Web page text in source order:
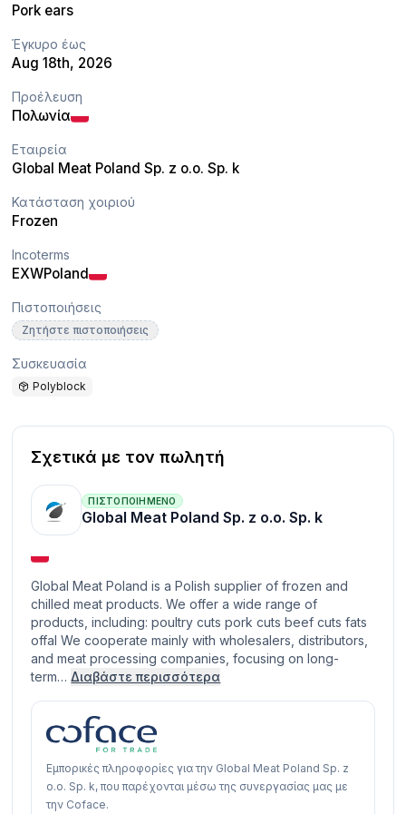
Pork ears
Έγκυρο έως
Aug 18th, 2026
Προέλευση
Πολωνία
Εταιρεία
Global Meat Poland Sp. z o.o. Sp. k
Κατάσταση χοιριού
Frozen
Incoterms
EXWPoland
Πιστοποιήσεις
Ζητήστε πιστοποιήσεις
Συσκευασία
Polyblock
Σχετικά με τον πωλητή
ΠΙΣΤΟΠΟΙΗΜΈΝΟ
Global Meat Poland Sp. z o.o. Sp. k
Global Meat Poland is a Polish supplier of frozen and
chilled meat products. We offer a wide range of
products, including: poultry cuts pork cuts beef cuts fats
offal We cooperate mainly with wholesalers, distributors,
and meat processing companies, focusing on long-
term…Διαβάστε περισσότερα
Εμπορικές πληροφορίες για την Global Meat Poland Sp. z
o.o. Sp. k, που παρέχονται μέσω της συνεργασίας μας με
την Coface.